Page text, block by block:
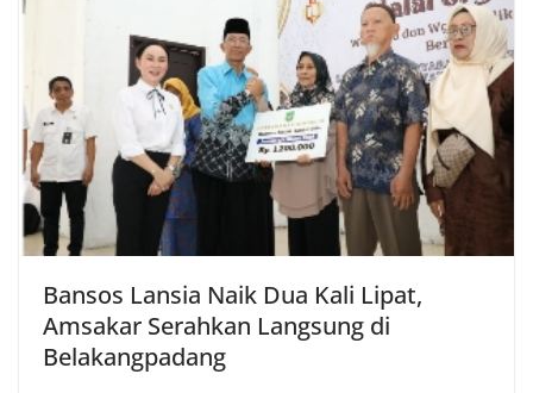
Bansos Lansia Naik Dua Kali Lipat,
Amsakar Serahkan Langsung di
Belakangpadang